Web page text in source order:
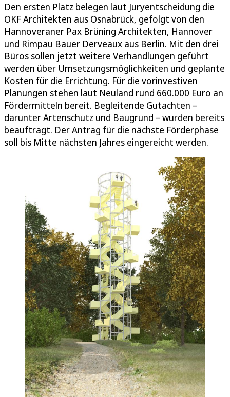
Den ersten Platz belegen laut Juryentscheidung die
OKF Architekten aus Osnabrück, gefolgt von den
Hannoveraner Pax Brüning Architekten, Hannover
und Rimpau Bauer Derveaux aus Berlin. Mit den drei
Büros sollen jetzt weitere Verhandlungen geführt
werden über Umsetzungsmöglichkeiten und geplante
Kosten für die Errichtung. Für die vorinvestiven
Planungen stehen laut Neuland rund 660.000 Euro an
Fördermitteln bereit. Begleitende Gutachten –
darunter Artenschutz und Baugrund – wurden bereits
beauftragt. Der Antrag für die nächste Förderphase
soll bis Mitte nächsten Jahres eingereicht werden.